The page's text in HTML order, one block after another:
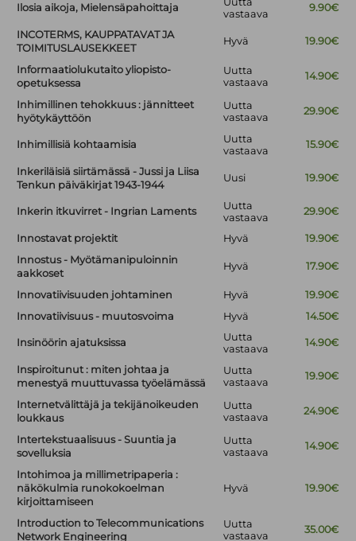
Ilosia aikoja, Mielensäpahoittaja
vastaava
9.90€
INCOTERMS, KAUPPATAVAT JA
TOIMITUSLAUSEKKEET
Hyvä 19.90€
Informaatiolukutaito yliopisto-
opetuksessa
Uutta
vastaava
14.90€
Inhimillinen tehokkuus : jännitteet
hyötykäyttöön
Uutta
vastaava
29.90€
Inhimillisiä kohtaamisia
Uutta
vastaava
15.90€
Inkeriläisiä siirtämässä - Jussi ja Liisa
Tenkun päiväkirjat 1943-1944
Uusi 19.90€
Inkerin itkuvirret - Ingrian Laments
Uutta
vastaava
29.90€
Innostavat projektit Hyvä
19.90€
Innostus - Myötämanipuloinnin
aakkoset
Hyvä 17.90€
Innovatiivisuuden johtaminen Hyvä
19.90€
Innovatiivisuus - muutosvoima
Hyvä 14.50€
Insinöörin ajatuksissa
Uutta
vastaava
14.90€
Inspiroitunut : miten johtaa ja
menestyä muuttuvassa työelämässä
Uutta
vastaava
19.90€
Internetvälittäjä ja tekijänoikeuden
loukkaus
Uutta
vastaava
24.90€
Intertekstuaalisuus - Suuntia ja
sovelluksia
Uutta
vastaava
14.90€
Intohimoa ja millimetripaperia :
näkökulmia runokokoelman
kirjoittamiseen
Hyvä 19.90€
Introduction to Telecommunications
Network Engineering
Uutta
vastaava
35.00€